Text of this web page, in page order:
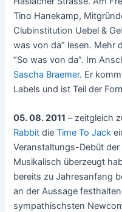
Tino Hanekamp,
Clubinstitution Uebel &
was von da” lesen. Mehr
“So was von da”. Im
Sascha Braemer. Er
Labels und ist Teil der
05. 08. 2011 – zeitgleich
Rabbit dieTime To Jack
Veranstaltungs-Debüt der
Musikalisch überzeugt
bereits zu Jahresanfang
an der Aussage
sympathischsten